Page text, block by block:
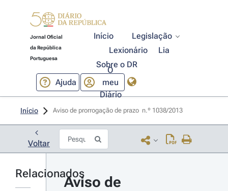
Jornal Oficial
da República
Portuguesa
Início
Legislação
Lexionário
Lia
Sobre o DR
Ajuda
O
meu
Diário
Início Aviso de prorrogação de prazo  n.º 1038/2013
Voltar
Relacionados
Aviso de